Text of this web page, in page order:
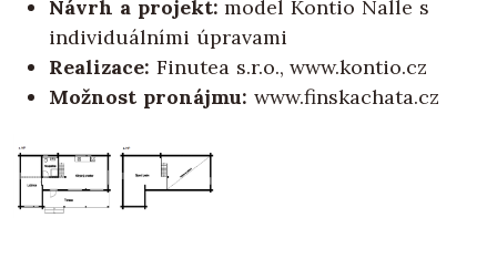
Návrh a projekt: model Kontio Nalle s
individuálními úpravami
Realizace: Finutea s.r.o., www.kontio.cz
Možnost pronájmu: www.finskachata.cz